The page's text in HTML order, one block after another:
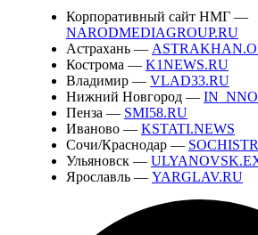
Корпоративный сайт НМГ —
NARODMEDIAGROUP.RU
Астрахань —
Кострома — K1NEWS.RU
Владимир — VLAD33.RU
Нижний Новгород —
Пенза — SMI58.RU
Иваново — KSTATI.NEWS
Сочи/Краснодар —
Ульяновск —
Ярославль — YARGLAV.RU